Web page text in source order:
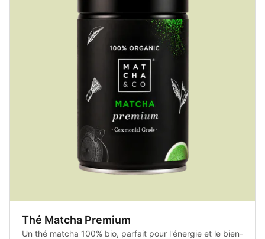
Thé Matcha Premium
Un thé matcha 100% bio, parfait pour l'énergie et le bien-